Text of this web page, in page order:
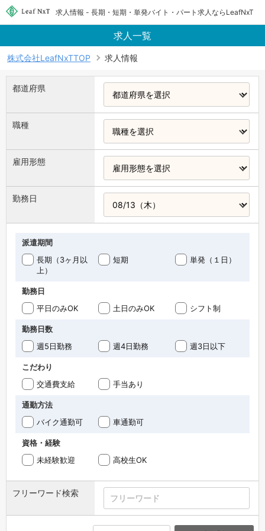
求人情報 - 長期・短期・単発バイト・パート求人ならLeafNxT
求人一覧
株式会社LeafNxTTOP 求人情報
都道府県
職種
雇用形態
勤務日
派遣期間
長期（3ヶ月以
上）
短期 単発（１日）
勤務日
平日のみOK
土日のみOK シフト制
勤務日数
週5日勤務
週4日勤務 週3日以下
こだわり
交通費支給
手当あり
通勤方法
バイク通勤可
車通勤可
資格・経験
未経験歓迎
高校生OK
フリーワード検索